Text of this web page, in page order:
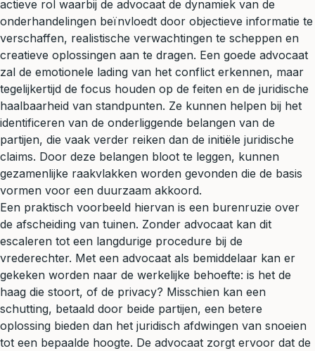
actieve rol waarbij de advocaat de dynamiek van de
onderhandelingen beïnvloedt door objectieve informatie te
verschaffen, realistische verwachtingen te scheppen en
creatieve oplossingen aan te dragen. Een goede advocaat
zal de emotionele lading van het conflict erkennen, maar
tegelijkertijd de focus houden op de feiten en de juridische
haalbaarheid van standpunten. Ze kunnen helpen bij het
identificeren van de onderliggende belangen van de
partijen, die vaak verder reiken dan de initiële juridische
claims. Door deze belangen bloot te leggen, kunnen
gezamenlijke raakvlakken worden gevonden die de basis
vormen voor een duurzaam akkoord.
Een praktisch voorbeeld hiervan is een burenruzie over
de afscheiding van tuinen. Zonder advocaat kan dit
escaleren tot een langdurige procedure bij de
vrederechter. Met een advocaat als bemiddelaar kan er
gekeken worden naar de werkelijke behoefte: is het de
haag die stoort, of de privacy? Misschien kan een
schutting, betaald door beide partijen, een betere
oplossing bieden dan het juridisch afdwingen van snoeien
tot een bepaalde hoogte. De advocaat zorgt ervoor dat de